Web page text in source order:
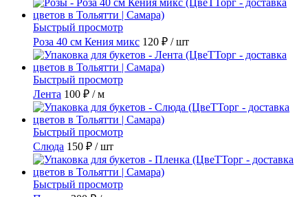
Быстрый просмотр
Роза 40 см Кения микс 120 ₽ / шт
Быстрый просмотр
Лента 100 ₽ / м
Быстрый просмотр
Слюда 150 ₽ / шт
Быстрый просмотр